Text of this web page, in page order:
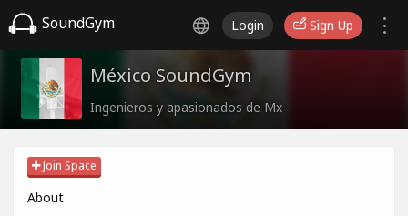
SoundGym Login Sign Up
México SoundGym
Ingenieros y apasionados de Mx
Join Space
About